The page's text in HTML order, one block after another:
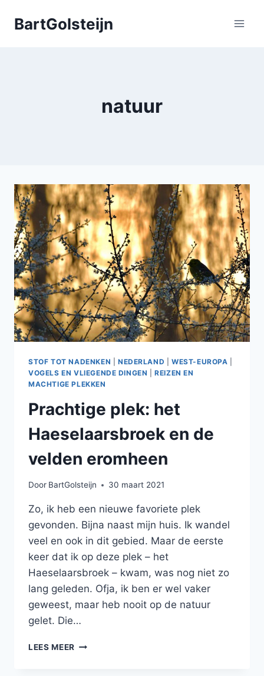
naarBartGolsteijn
natuur
STOF TOT NADENKEN NEDERLAND |WEST-EUROPA
VOGELS EN VLIEGENDE DINGEN |REIZEN EN
MACHTIGE PLEKKEN
Prachtige plek: het
Haeselaarsbroek en de
velden eromheen
Door BartGolsteijn 30 maart 2021
Zo, ik heb een nieuwe favoriete plek
gevonden. Bijna naast mijn huis. Ik wandel
veel en ook in dit gebied. Maar de eerste
keer dat ik op deze plek – het
Haeselaarsbroek – kwam, was nog niet zo
lang geleden. Ofja, ik ben er wel vaker
geweest, maar heb nooit op de natuur
gelet. Die…
LEES MEER PRACHTIGE